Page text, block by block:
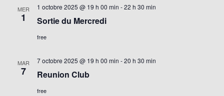
MER
1
1 octobre 2025 @ 19 h 00 min -22 h 30 min
Sortie du Mercredi
free
MAR
7
7 octobre 2025 @ 19 h 00 min -20 h 30 min
Reunion Club
free